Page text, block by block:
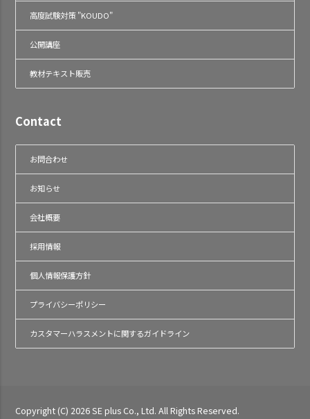
高度試験対策 "KOUDO"
公開講座
教材テキスト販売
Contact
お問合わせ
お知らせ
会社概要
採用情報
個人情報保護方針
プライバシーポリシー
カスタマーハラスメントに関するガイドライン
Copyright (C) 2026 SE plus Co., Ltd. All Rights Reserved.